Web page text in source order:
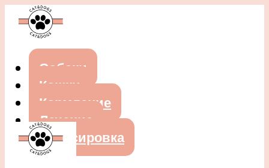
Собаки
Кошки
Кормление
Лечение
Дрессировка